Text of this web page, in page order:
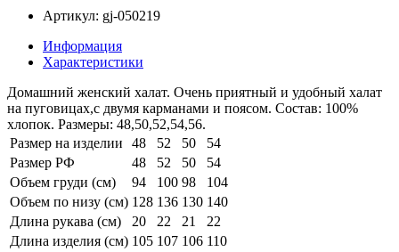
Артикул: gj-050219
Информация
Характеристики
Домашний женский халат. Очень приятный и удобный халат
на пуговицах,с двумя карманами и поясом. Состав: 100%
хлопок. Размеры: 48,50,52,54,56.
Размер на изделии
48 52 50
54
Размер РФ
48 52 50
54
Объем груди (см)
94 100 98
104
Объем по низу (см) 128 136 130 140
Длина рукава (см)
20 22 21
22
Длина изделия (см) 105 107 106 110